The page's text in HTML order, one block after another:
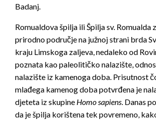
Badanj.
Romualdova špilja ili Špilja sv. Romualda
prirodno područje na južnoj strani brda
kraju Limskoga zaljeva, nedaleko od
poznata kao paleolitičko nalazište,
nalazište iz kamenoga doba. Prisutnost
mlađega kamenog doba potvrđena je
djeteta iz skupine Homo sapiens. Danas
da je špilja korištena tek povremeno,